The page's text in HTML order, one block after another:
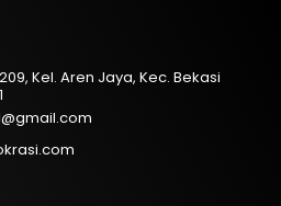
Kel. Aren Jaya, Kec. Bekasi